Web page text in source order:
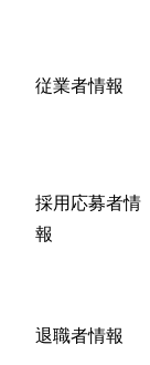
従業者情報
採用応募者情
報
退職者情報